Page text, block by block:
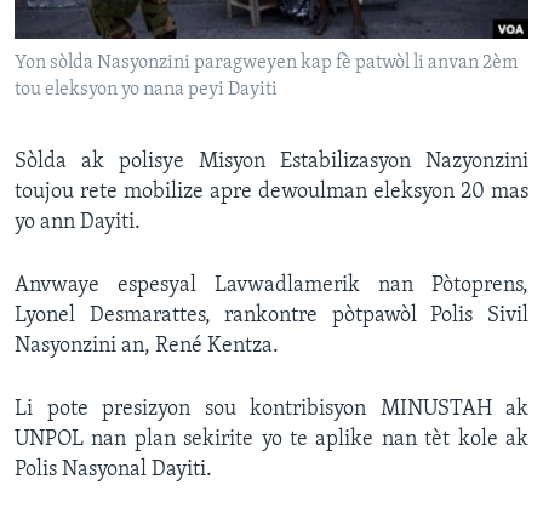
Languages
Yon sòlda Nasyonzini paragweyen kap fè patwòl li anvan 2èm
tou eleksyon yo nana peyi Dayiti
Sòlda ak polisye Misyon Estabilizasyon Nazyonzini
toujou rete mobilize apre dewoulman eleksyon 20 mas
yo ann Dayiti.
Anvwaye espesyal Lavwadlamerik nan Pòtoprens,
Lyonel Desmarattes, rankontre pòtpawòl Polis Sivil
Nasyonzini an, René Kentza.
Li pote presizyon sou kontribisyon MINUSTAH ak
UNPOL nan plan sekirite yo te aplike nan tèt kole ak
Polis Nasyonal Dayiti.